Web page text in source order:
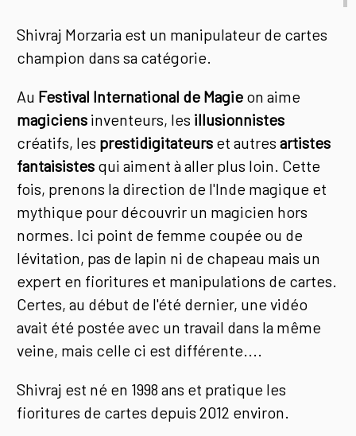
Shivraj Morzaria est un manipulateur de cartes
champion dans sa catégorie.
Au Festival International de Magie on aime
magiciens inventeurs, les illusionnistes
créatifs, les prestidigitateurs et autresartistes
fantaisistes qui aiment à aller plus loin. Cette
fois, prenons la direction de l'Inde magique et
mythique pour découvrir un magicien hors
normes. Ici point de femme coupée ou de
lévitation, pas de lapin ni de chapeau mais un
expert en fioritures et manipulations de cartes.
Certes, au début de l'été dernier, une vidéo
avait été postée avec un travail dans la même
veine, mais celle ci est différente....
Shivraj est né en 1998 ans et pratique les
fioritures de cartes depuis 2012 environ.